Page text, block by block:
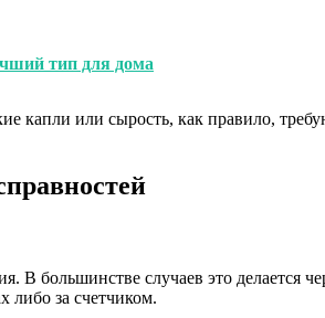
тип для дома
капли или сырость, как правило,
В большинстве случаев это делается
либо за счетчиком.